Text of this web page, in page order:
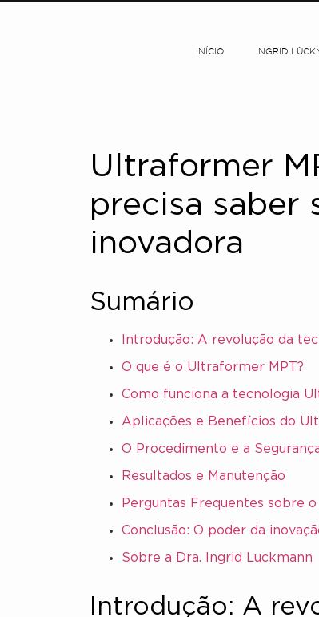
INÍCIO INGRID
Ultraformer
precisa saber
inovadora
Sumário
Introdução: A revolução da
O que é o Ultraformer MPT?
Como funciona a tecnologia
Aplicações e Benefícios do
O Procedimento e a
Resultados e Manutenção
Perguntas Frequentes sobre
Conclusão: O poder da
Sobre a Dra. Ingrid Luckmann
Introdução: A